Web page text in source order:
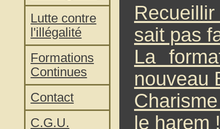
Lutte contre
l'illégalité
Formations
Continues
Contact
C.G.U.
sait pas
La
nouveau
le harem